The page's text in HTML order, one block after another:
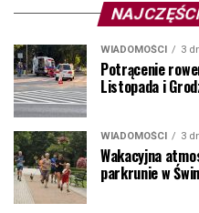
WIADOMOŚCI 3
Potrącenie
Listopada i
WIADOMOŚCI 3
Wakacyjna
parkrunie w